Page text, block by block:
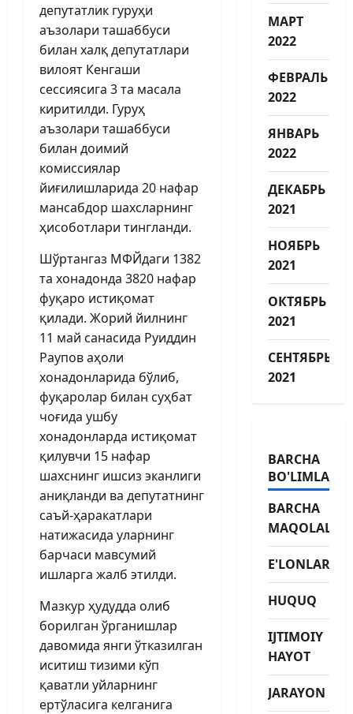
депутатлик гуруҳи
аъзолари ташаббуси
билан халқ депутатлари
вилоят Кенгаши
сессиясига 3 та масала
киритилди. Гуруҳ
аъзолари ташаббуси
билан доимий
комиссиялар
йиғилишларида 20 нафар
мансабдор шахсларнинг
ҳисоботлари тингланди.
Шўртангаз МФЙдаги 1382
та хонадонда 3820 нафар
фуқаро истиқомат
қилади. Жорий йилнинг
11 май санасида Руиддин
Раупов аҳоли
хонадонларида бўлиб,
фуқаролар билан суҳбат
чоғида ушбу
хонадонларда истиқомат
қилувчи 15 нафар
шахснинг ишсиз эканлиги
аниқланди ва депутатнинг
саъй-ҳаракатлари
натижасида уларнинг
барчаси мавсумий
ишларга жалб этилди.
Мазкур ҳудудда олиб
борилган ўрганишлар
давомида янги ўтказилган
иситиш тизими кўп
қаватли уйларнинг
ертўласига келганига
МАРТ
2022
ФЕВРАЛЬ
2022
ЯНВАРЬ
2022
ДЕКАБРЬ
2021
НОЯБРЬ
2021
ОКТЯБРЬ
2021
СЕНТЯБРЬ
2021
BARCHA
BO'LIMLAR
BARCHA
MAQOLALAR
E'LONLAR
HUQUQ
IJTIMOIY
HAYOT
JARAYON